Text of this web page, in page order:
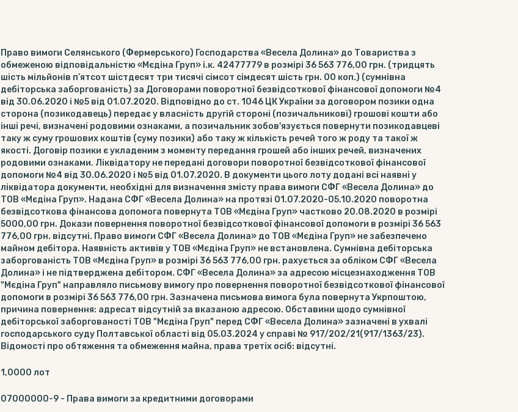
Право вимоги Селянського (Фермерського) Господарства «Весела Долина» до Товариства з
обмеженою відповідальністю «Мєдіна Груп» і.к. 42477779 в розмірі 36 563 776,00 грн. (тридцять
шість мільйонів п’ятсот шістдесят три тисячі сімсот сімдесят шість грн. 00 коп.) (сумнівна
дебіторська заборгованість) за Договорами поворотної безвідсоткової фінансової допомоги №4
від 30.06.2020 і №5 від 01.07.2020. Відповідно до ст. 1046 ЦК України за договором позики одна
сторона (позикодавець) передає у власність другій стороні (позичальникові) грошові кошти або
інші речі, визначені родовими ознаками, а позичальник зобов'язується повернути позикодавцеві
таку ж суму грошових коштів (суму позики) або таку ж кількість речей того ж роду та такої ж
якості. Договір позики є укладеним з моменту передання грошей або інших речей, визначених
родовими ознаками. Ліквідатору не передані договори поворотної безвідсоткової фінансової
допомоги №4 від 30.06.2020 і №5 від 01.07.2020. В документи цього лоту додані всі наявні у
ліквідатора документи, необхідні для визначення змісту права вимоги СФГ «Весела Долина» до
ТОВ «Мєдіна Груп». Надана СФГ «Весела Долина» на протязі 01.07.2020-05.10.2020 поворотна
безвідсоткова фінансова допомога повернута ТОВ «Мєдіна Груп» частково 20.08.2020 в розмірі
5000,00 грн. Докази повернення поворотної безвідсоткової фінансової допомоги в розмірі 36 563
776,00 грн. відсутні. Право вимоги СФГ «Весела Долина» до ТОВ «Мєдіна Груп» не забезпечено
майном дебітора. Наявність активів у ТОВ «Мєдіна Груп» не встановлена. Сумнівна дебіторська
заборгованість ТОВ «Мєдіна Груп» в розмірі 36 563 776,00 грн. рахується за обліком СФГ «Весела
Долина» і не підтверджена дебітором. СФГ «Весела Долина» за адресою місцезнаходження ТОВ
"Мєдiна Груп" направляло письмову вимогу про повернення поворотної безвідсоткової фінансової
допомоги в розмірі 36 563 776,00 грн. Зазначена письмова вимога була повернута Укрпоштою,
причина повернення: адресат відсутній за вказаною адресою. Обставини щодо сумнівної
дебіторської заборгованості ТОВ "Мєдiна Груп" перед СФГ «Весела Долина» зазначені в ухвалі
господарського суду Полтавської області від 05.03.2024 у справі № 917/202/21(917/1363/23).
Відомості про обтяження та обмеження майна, права третіх осіб: відсутні.
1,0000 лот
07000000-9 - Права вимоги за кредитними договорами